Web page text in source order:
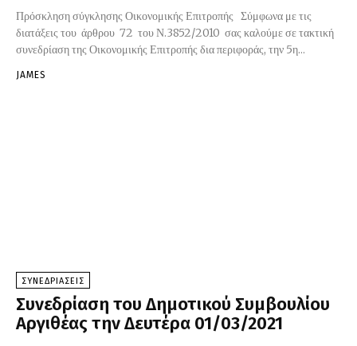
Πρόσκληση σύγκλησης Οικονομικής Επιτροπής Σύμφωνα με τις
διατάξεις του άρθρου 72 του Ν.3852/2010 σας καλούμε σε τακτική
συνεδρίαση της Οικονομικής Επιτροπής δια περιφοράς, την 5η...
JAMES
ΣΥΝΕΔΡΙΑΣΕΙΣ
Συνεδρίαση του Δημοτικού Συμβουλίου
Αργιθέας την Δευτέρα 01/03/2021